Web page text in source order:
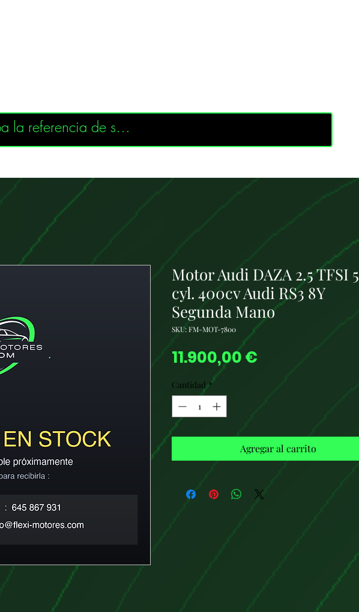
Motor Audi DAZA 2.5 TFSI 5
cyl. 400cv Audi RS3 8Y
Segunda Mano
SKU: FM-MOT-7800
11.900,00 €
Cantidad *
Agregar al carrito